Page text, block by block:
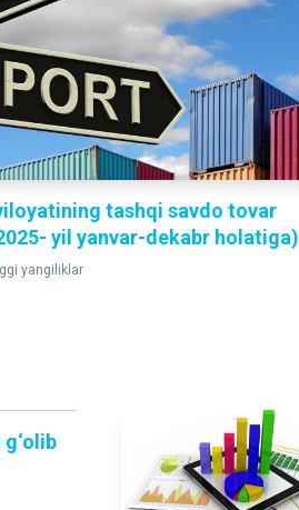
tashqi savdo tovar
yil yanvar-dekabr holatiga)
yangiliklar